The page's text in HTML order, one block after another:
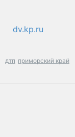
dv.kp.ru
дтп приморский край